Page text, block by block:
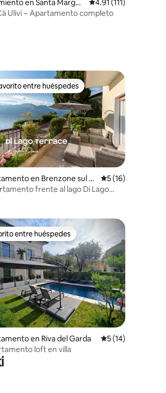
4.93 de 5, 116 reseñas
en Santa Marghe
Calificación
4.91 (111)
Ulivi ~ Apartamento completo
4.92 de 5, 179 reseñas
entre huéspedes preferido
entre huéspedes
en Brenzone sul G
Calificación
5 (16)
frente al lago Di Lago
5 de 5, 71 reseñas
entre huéspedes
entre huéspedes
en Riva del Garda Calificación
5 (14)
loft en villa